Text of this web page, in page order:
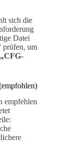
sich die
Datei
prüfen, um
„CFG-
empfehlen